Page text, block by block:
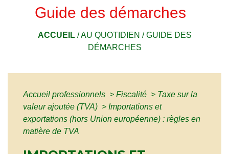
Guide des démarches
ACCUEIL/AU QUOTIDIEN /GUIDE DES
DÉMARCHES
Accueil professionnels > Fiscalité > Taxe sur la
valeur ajoutée (TVA) > Importations et
exportations (hors Union européenne) : règles en
matière de TVA